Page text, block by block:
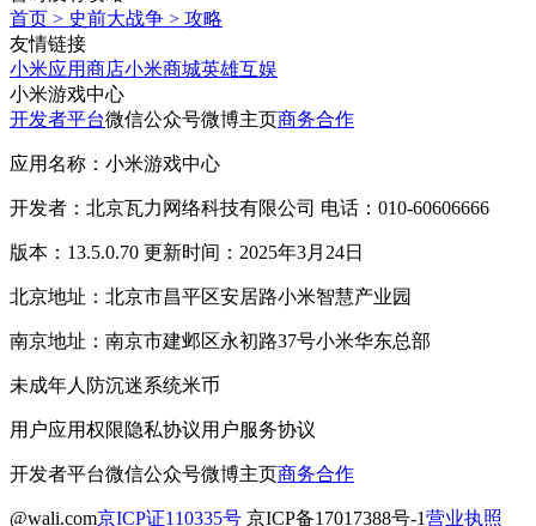
首页 > 史前大战争 > 攻略
友情链接
小米应用商店小米商城英雄互娱
小米游戏中心
开发者平台微信公众号微博主页商务合作
应用名称：小米游戏中心
开发者：北京瓦力网络科技有限公司 电话：010-60606666
版本：13.5.0.70 更新时间：2025年3月24日
北京地址：北京市昌平区安居路小米智慧产业园
南京地址：南京市建邺区永初路37号小米华东总部
未成年人防沉迷系统米币
用户应用权限隐私协议用户服务协议
开发者平台微信公众号微博主页商务合作
@wali.com京ICP证110335号 京ICP备17017388号-1营业执照